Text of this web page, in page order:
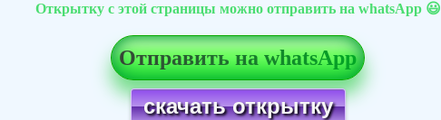
Открытку с этой страницы можно отправить на whatsApp 😃
Отправить на whatsApp
скачать открытку